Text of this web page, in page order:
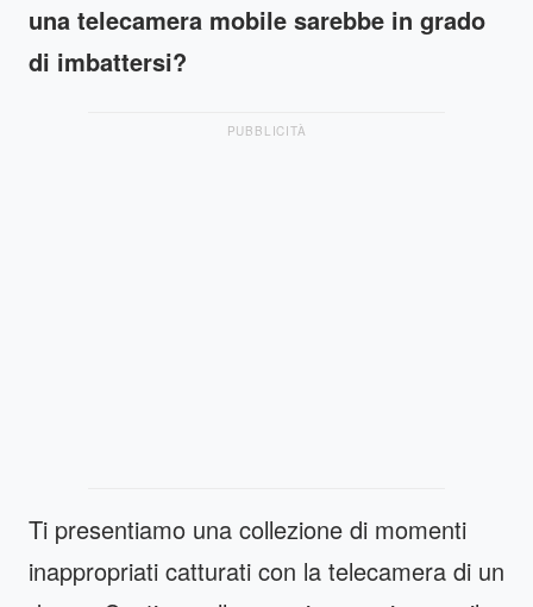
una telecamera mobile sarebbe in grado
di imbattersi?
PUBBLICITÀ
Ti presentiamo una collezione di momenti
inappropriati catturati con la telecamera di un